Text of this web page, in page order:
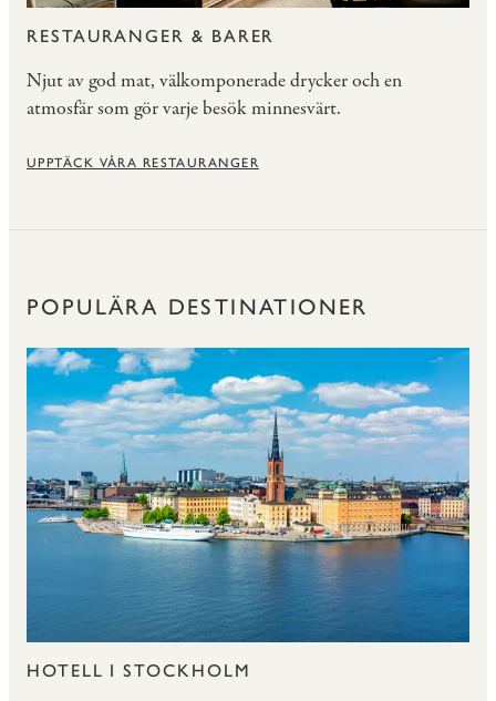
RESTAURANGER & BARER
Njut av god mat, välkomponerade drycker och en
atmosfär som gör varje besök minnesvärt.
UPPTÄCK VÅRA RESTAURANGER
POPULÄRA DESTINATIONER
HOTELL I STOCKHOLM